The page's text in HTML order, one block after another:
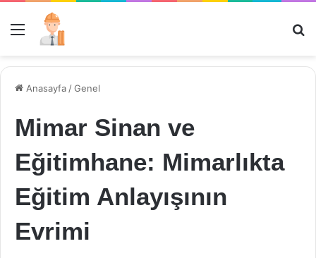
Menü
Anasayfa /Genel
Mimar Sinan ve
Eğitimhane: Mimarlıkta
Eğitim Anlayışının
Evrimi